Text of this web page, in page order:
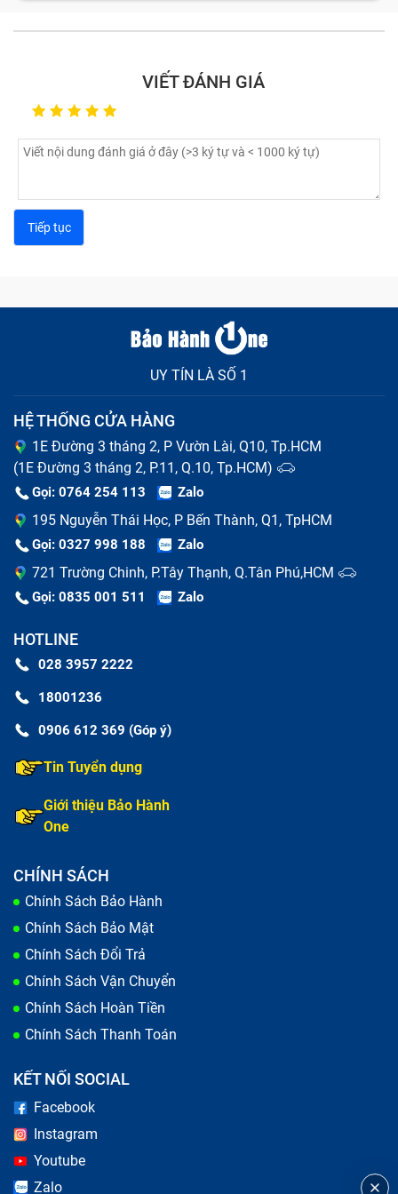
không ít phiền toái, rắc rối khi sử dụng; nghiêm trọng
thời. Vậy các lỗi, hỏng linh kiện cần mang sửa điện
thoại là gì?
Sửa chữa điện thoại bao gồm những gì?
Thay pin điện thoại
Pin điện thoại là linh kiện có tuổi thọ ngắn nhất so với
các bộ phận của máy. Khi pin của bạn có dấu hiệu
phồng rộp, chai lỳ, thời gian sử dụng ngắn thì báo hiệu
đã tới lúc thay pin cho chiếc điện thoại của bạn. Nếu
kéo dài tình trạng hỏng pin, có thể gây cháy nổ khi sạc
máy cũng như sử dụng.
Thay màn hình điện thoại
Trong quá trình sử dụng, điện thoại của bạn xuất hiện
khi vô tình bạn làm rơi dế yêu. Lỗi này làm giảm khả
hiệu thông báo đã đến lúc bạn nên đưa máy tới trung
tâm để kiểm tra và thực hiện thay màn hình.
VIẾT ĐÁNH GIÁ
UY TÍN LÀ SỐ 1
HỆ THỐNG CỬA HÀNG
1E Đường 3 tháng 2, P Vườn Lài, Q10, Tp.HCM
(1E Đường 3 tháng 2, P.11, Q.10, Tp.HCM)
Gọi: 0764 254 113 Zalo
195 Nguyễn Thái Học, P Bến Thành, Q1, TpHCM
Gọi: 0327 998 188 Zalo
721 Trường Chinh, P.Tây Thạnh, Q.Tân Phú,HCM
Gọi: 0835 001 511 Zalo
HOTLINE
028 3957 2222
18001236
0906 612 369 (Góp ý)
Tin Tuyển dụng
Giới thiệu Bảo Hành
One
CHÍNH SÁCH
Chính Sách Bảo Hành
Chính Sách Bảo Mật
Chính Sách Đổi Trả
Chính Sách Vận Chuyển
Chính Sách Hoàn Tiền
Chính Sách Thanh Toán
KẾT NỐI SOCIAL
Facebook
Instagram
Youtube
Zalo